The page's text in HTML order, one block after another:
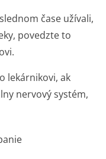
čase užívali,
povedzte to
lekárnikovi, ak
nervový systém,